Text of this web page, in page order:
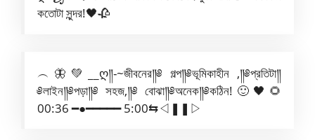
কতোটা সুন্দর!🖤🥀
︵🦋💚__ღ༎-~জীবনের༎༅ গল্প༎༅ভূমিকাহীন ,༎༅প্রতিটা༎
༅লাইন༎༅পড়া༎༅ সহজ,༎༅ বোঝা༎༅অনেক༎༅কঠিন!🙂🖤🌻
00:36 ━●━━━━━ 5:00⇆ㅤ◁ㅤ❚❚ㅤ▷